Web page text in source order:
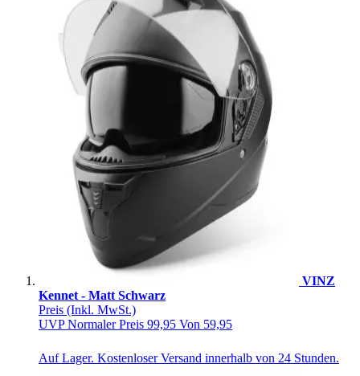
VINZ
Kennet - Matt Schwarz
Preis (Inkl. MwSt.)
UVPNormaler Preis 99,95 Von 59,95
Auf Lager. Kostenloser Versand innerhalb von 24 Stunden.